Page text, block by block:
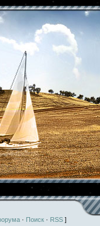
· Поиск · RSS ]